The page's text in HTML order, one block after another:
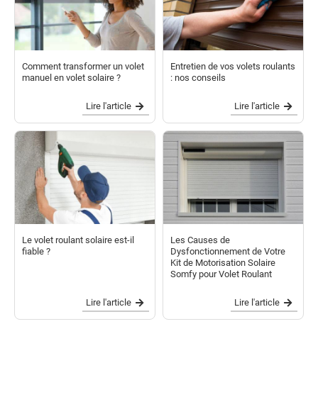
Comment transformer un volet
manuel en volet solaire ?
Lire l'article
Entretien de vos volets roulants
: nos conseils
Lire l'article
Le volet roulant solaire est-il
fiable ?
Lire l'article
Les Causes de
Dysfonctionnement de Votre
Kit de Motorisation Solaire
Somfy pour Volet Roulant
Lire l'article